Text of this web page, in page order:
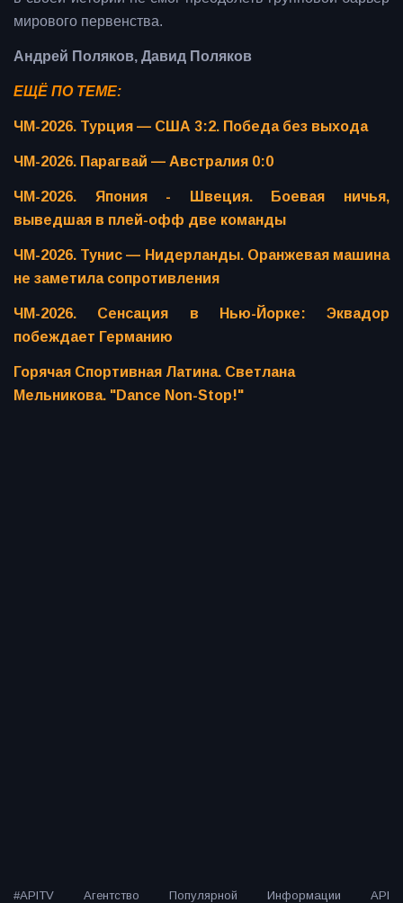
мирового первенства.
Андрей Поляков, Давид Поляков
ЕЩЁ ПО ТЕМЕ:
ЧМ-2026. Турция — США 3:2. Победа без выхода
ЧМ-2026. Парагвай — Австралия 0:0
ЧМ-2026. Япония - Швеция. Боевая ничья,
выведшая в плей-офф две команды
ЧМ-2026. Тунис — Нидерланды. Оранжевая машина
не заметила сопротивления
ЧМ-2026. Сенсация в Нью-Йорке: Эквадор
побеждает Германию
Горячая Спортивная Латина. Светлана
Мельникова. "Dance Non-Stop!"
#APITV Агентство Популярной Информации API